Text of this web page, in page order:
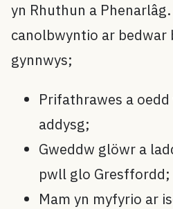
yn Rhuthun a
canolbwyntio ar bedwar
gynnwys;
Prifathrawes a
addysg;
Gweddw glöwr a
pwll glo Gresffordd;
Mam yn myfyrio ar